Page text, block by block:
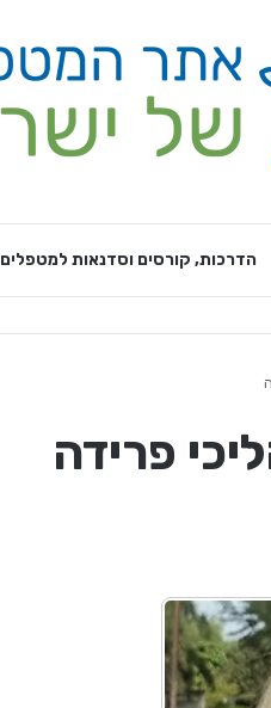
הדרכות, קורסים וסדנאות למטפלים
פרידה